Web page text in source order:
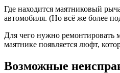
Где находится маятниковый
автомобиля. (Но всё же более
Для чего нужно ремонтировать
маятнике появляется люфт,
Возможные